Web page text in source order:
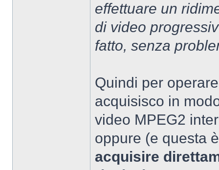
effettuare un
di video
fatto, senza
Quindi per
acquisisco in
video MPEG2
oppure (e questa
acquisire